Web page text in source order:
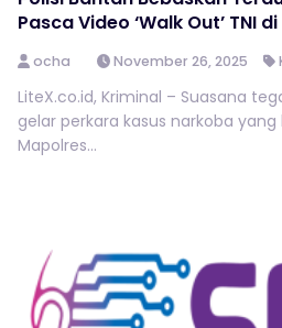
Pasca Video ‘Walk Out’ TNI
ocha November 26, 2025
LiteX.co.id, Kriminal – Suasana
gelar perkara kasus narkoba
Mapolres...